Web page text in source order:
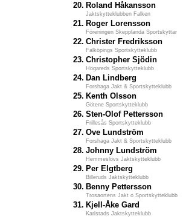
20. Roland Håkansson
Jaktskytteklubben Falken
21. Roger Lorensson
Föreningen Skepplanda Sportskyttar
22. Christer Fredriksson
Falköpings Sportskytteklubb
23. Christopher Sjödin
Högareds Sportskytteklubb
24. Dan Lindberg
Forshaga Jakt & Sportskytteklubb
25. Kenth Olsson
Götene Sportskytteklubb
26. Sten-Olof Pettersson
Frillesås Sportskytteklubb
27. Ove Lundström
Forshaga Jakt & Sportskytteklubb
28. Johnny Lundström
Hemmeslövs Jaktskytteklubb
29. Per Elgtberg
Billeruds Jaktskytteklubb
30. Benny Pettersson
Trosaortens Jakt o Sportskytteklubb
31. Kjell-Åke Gard
Karlstads Jaktskytteklubb